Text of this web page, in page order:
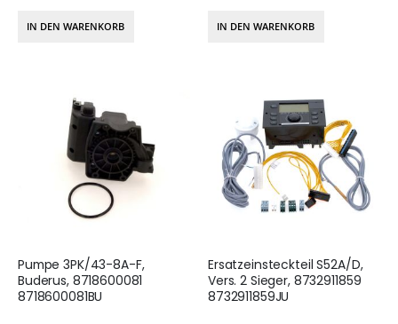
IN DEN WARENKORB IN DEN WARENKORB
Pumpe 3PK/43-8A-F,
Buderus, 8718600081
8718600081BU
Ersatzeinsteckteil S52A/D,
Vers. 2 Sieger, 8732911859
8732911859JU